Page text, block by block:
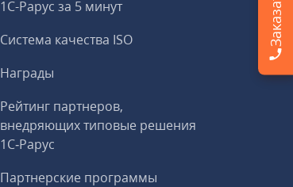
1С-Рарус за 5 минут
Система качества ISO
Награды
Рейтинг партнеров,
внедряющих типовые решения
1С‑Рарус
Партнерские программы